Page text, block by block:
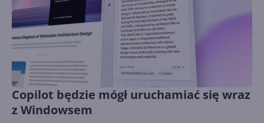
Copilot będzie mógł uruchamiać się wraz
z Windowsem